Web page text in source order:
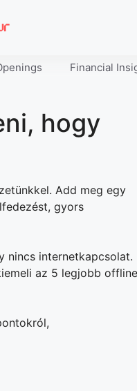
Financial
hogy
Add meg egy
gyors
nincs internetkapcsolat.
az 5 legjobb offline